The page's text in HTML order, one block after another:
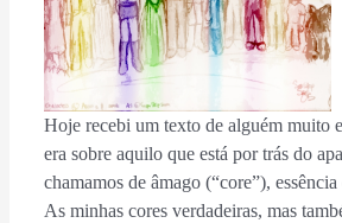
Hoje recebi um texto de alguém muito
era sobre aquilo que está por trás do
chamamos de âmago (“core”),
As minhas cores verdadeiras, mas